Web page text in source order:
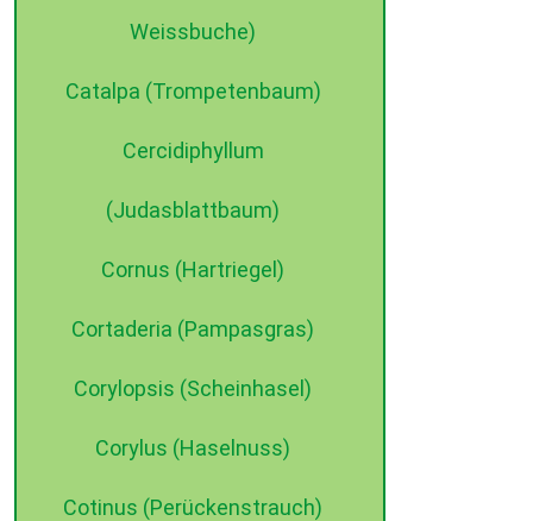
Weissbuche)
Catalpa (Trompetenbaum)
Cercidiphyllum
(Judasblattbaum)
Cornus (Hartriegel)
Cortaderia (Pampasgras)
Corylopsis (Scheinhasel)
Corylus (Haselnuss)
Cotinus (Perückenstrauch)